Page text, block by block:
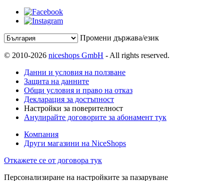
Промени държава/език
© 2010-2026 niceshops GmbH - All rights reserved.
Данни и условия на ползване
Защита на данните
Общи условия и право на отказ
Декларация за достъпност
Настройки за поверителност
Анулирайте договорите за абонамент тук
Компания
Други магазини на NiceShops
Откажете се от договора тук
Персонализиране на настройките за пазаруване